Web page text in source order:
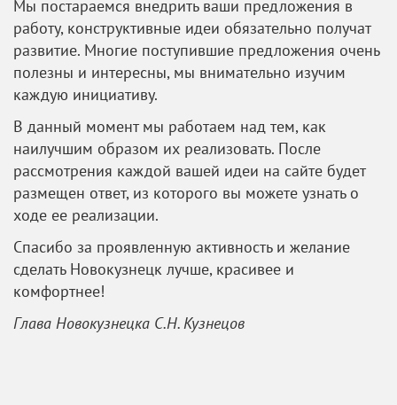
Мы постараемся внедрить ваши предложения в
работу, конструктивные идеи обязательно получат
развитие. Многие поступившие предложения очень
полезны и интересны, мы внимательно изучим
каждую инициативу.
В данный момент мы работаем над тем, как
наилучшим образом их реализовать. После
рассмотрения каждой вашей идеи на сайте будет
размещен ответ, из которого вы можете узнать о
ходе ее реализации.
Спасибо за проявленную активность и желание
сделать Новокузнецк лучше, красивее и
комфортнее!
Глава Новокузнецка С.Н. Кузнецов